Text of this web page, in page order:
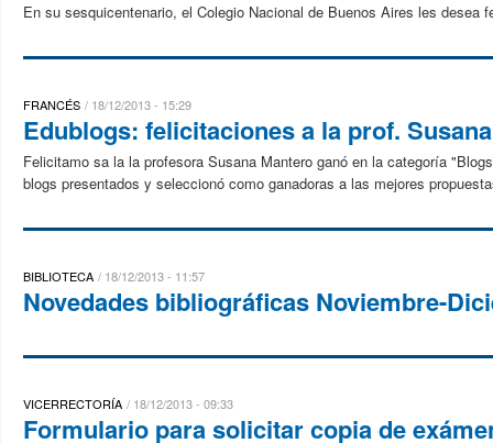
En su sesquicentenario, el Colegio Nacional de Buenos Aires les
FRANCÉS 18/12/2013 - 15:29
Edublogs: felicitaciones a la prof.
Felicitamo sa la la profesora Susana Mantero ganó en la categoría
blogs presentados y seleccionó como ganadoras a las mejores
BIBLIOTECA 18/12/2013 - 11:57
Novedades bibliográficas Noviembre-
VICERRECTORÍA 18/12/2013 - 09:33
Formulario para solicitar copia de